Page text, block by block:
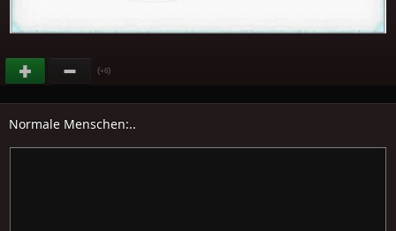
(+6)
Normale Menschen:..